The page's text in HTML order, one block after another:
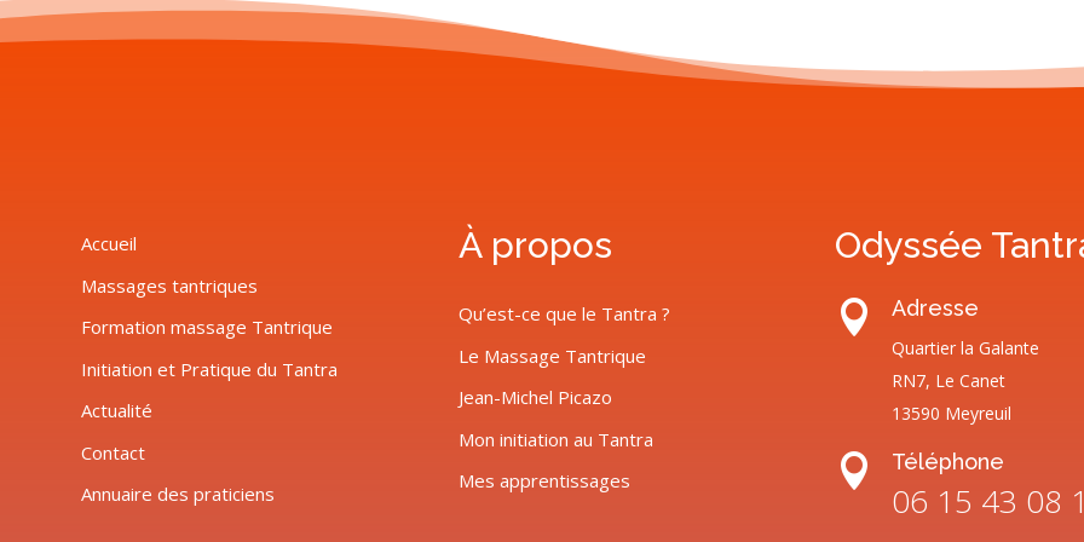
Accueil
Massages tantriques
Formation massage Tantrique
Initiation et Pratique du Tantra
Actualité
Contact
Annuaire des praticiens
À propos
Qu’est-ce que le Tantra ?
Le Massage Tantrique
Jean-Michel Picazo
Mon initiation au Tantra
Mes apprentissages
Odyssée
 Adresse
Quartier la Galante
RN7, Le Canet
13590 Meyreuil
 Téléphone
06 15 43 08